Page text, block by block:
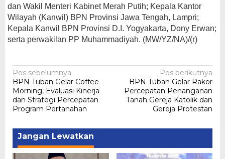
dan Wakil Menteri Kabinet Merah Putih; Kepala Kantor
Wilayah (Kanwil) BPN Provinsi Jawa Tengah, Lampri;
Kepala Kanwil BPN Provinsi D.I. Yogyakarta, Dony Erwan;
serta perwakilan PP Muhammadiyah. (MW/YZ/NA)/(r)
Navigasi
pos
Pos sebelumnya
BPN Tuban Gelar Coffee
Morning, Evaluasi Kinerja
dan Strategi Percepatan
Program Pertanahan
Pos berikutnya
BPN Tuban Gelar Rakor
Percepatan Penanganan
Tanah Gereja Katolik dan
Gereja Protestan
Jangan Lewatkan